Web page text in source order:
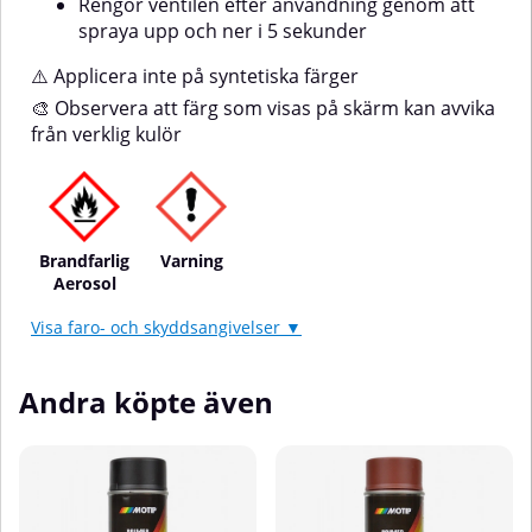
spraya upp och ner i 5 sekunder
⚠️ Applicera inte på syntetiska färger
🎨 Observera att färg som visas på skärm kan avvika
från verklig kulör
Brandfarlig
Aerosol
Varning
Visa faro- och skyddsangivelser ▼
Andra köpte även